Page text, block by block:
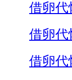
借卵代
借卵代
借卵代